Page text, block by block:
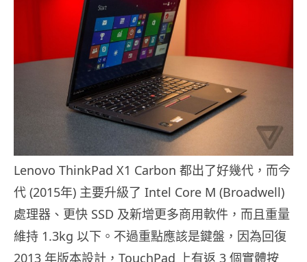
Lenovo ThinkPad X1 Carbon 都出了好幾代，而今
代 (2015年) 主要升級了 Intel Core M (Broadwell)
處理器、更快 SSD 及新增更多商用軟件，而且重量
維持 1.3kg 以下。不過重點應該是鍵盤，因為回復
2013 年版本設計，TouchPad 上有返 3 個實體按